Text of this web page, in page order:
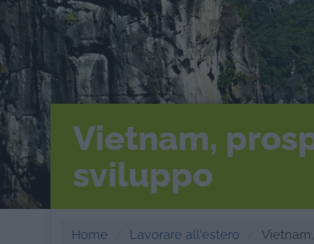
Vietnam,
sviluppo
Home Lavorare all'estero